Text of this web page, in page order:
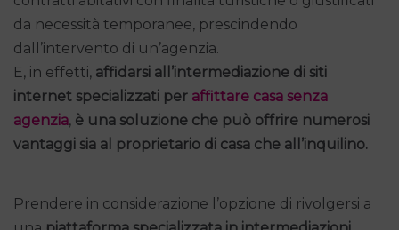
da necessità temporanee, prescindendo
dall’intervento di un’agenzia.
E, in effetti, affidarsi all’intermediazione di siti
internet specializzati per affittare casa senza
agenzia, è una soluzione che può offrire numerosi
vantaggi sia al proprietario di casa che all’inquilino.
Prendere in considerazione l’opzione di rivolgersi a